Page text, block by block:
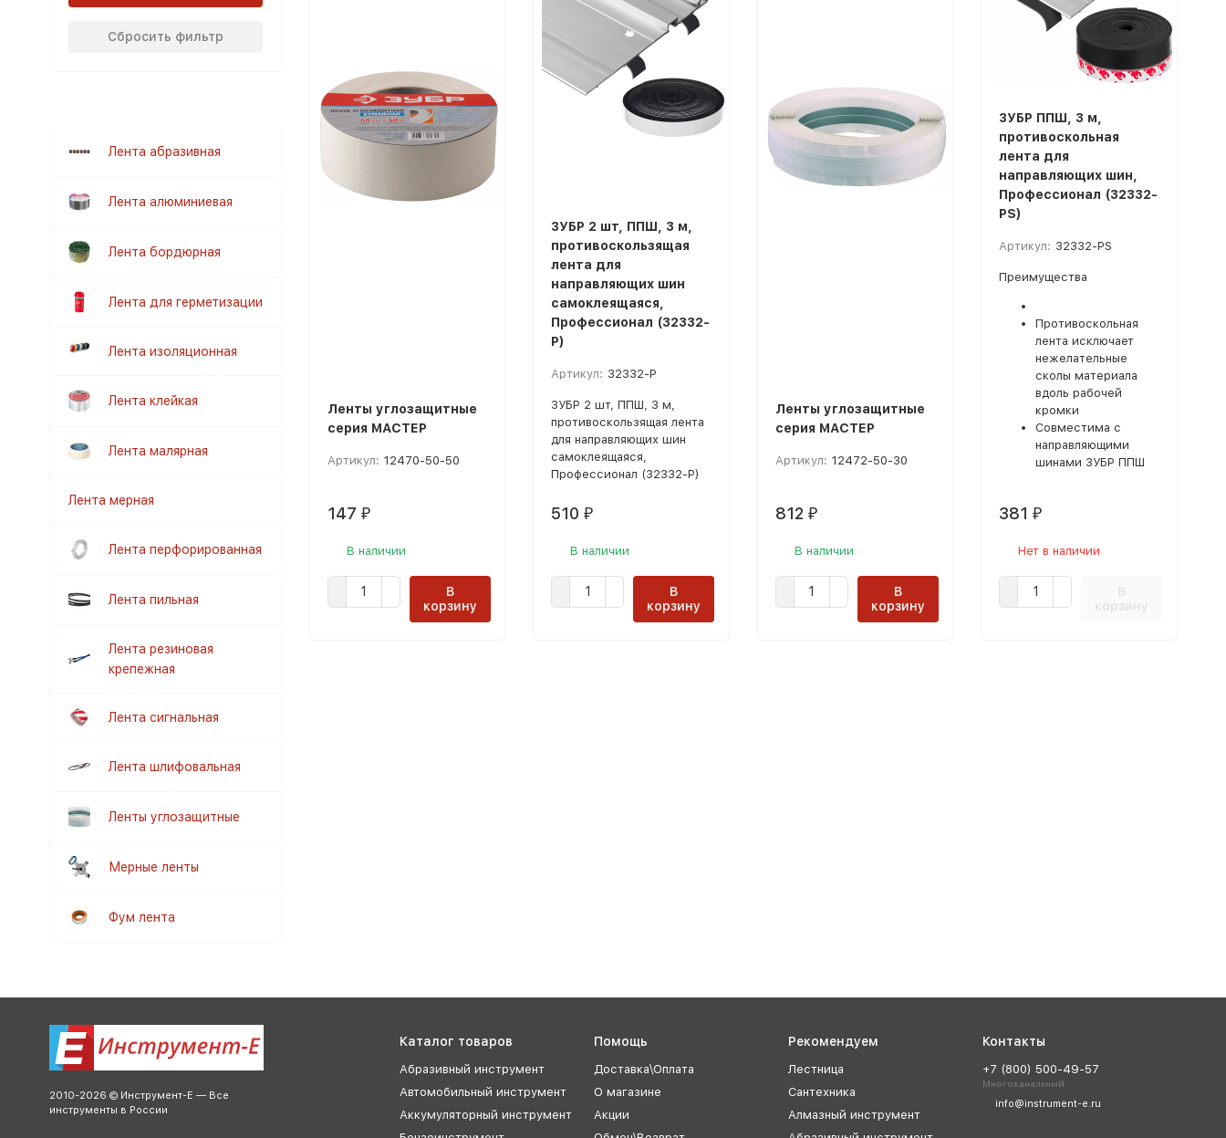
Ленты углозащитные
серия МАСТЕР
Артикул: 12470-50-50
147 ₽
В наличии
В
корзину
ЗУБР 2 шт, ППШ, 3 м,
противоскользящая
лента для
направляющих шин
самоклеящаяся,
Профессионал (32332-
P)
Артикул: 32332-P
ЗУБР 2 шт, ППШ, 3 м,
противоскользящая лента
для направляющих шин
самоклеящаяся,
Профессионал (32332-P)
510 ₽
В наличии
В
корзину
Ленты углозащитные
серия МАСТЕР
Артикул: 12472-50-30
812 ₽
В наличии
В
корзину
ЗУБР ППШ, 3 м,
противоскольная
лента для
направляющих шин,
Профессионал (32332-
PS)
Артикул: 32332-PS
Преимущества
Противоскольная
лента исключает
нежелательные
сколы материала
вдоль рабочей
кромки
Совместима с
направляющими
шинами ЗУБР ППШ
381 ₽
Нет в наличии
В
корзину
Сбросить фильтр
Лента абразивная
Лента алюминиевая
Лента бордюрная
Лента для герметизации
Лента изоляционная
Лента клейкая
Лента малярная
Лента мерная
Лента перфорированная
Лента пильная
Лента резиновая
крепежная
Лента сигнальная
Лента шлифовальная
Ленты углозащитные
Мерные ленты
Фум лента
2010-2026 © Инструмент-Е — Все
инструменты в России
Каталог товаров
Абразивный инструмент
Автомобильный инструмент
Аккумуляторный инструмент
Помощь
Доставка\Оплата
О магазине
Акции
Рекомендуем
Лестница
Сантехника
Алмазный инструмент
Контакты
+7 (800) 500-49-57
Многоканальный
info@instrument-e.ru